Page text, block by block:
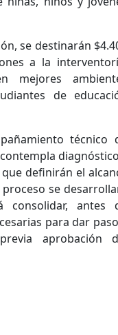
se destinarán
a la
mejores
de
técnico
definirán el
se
consolidar, antes
para dar
aprobación